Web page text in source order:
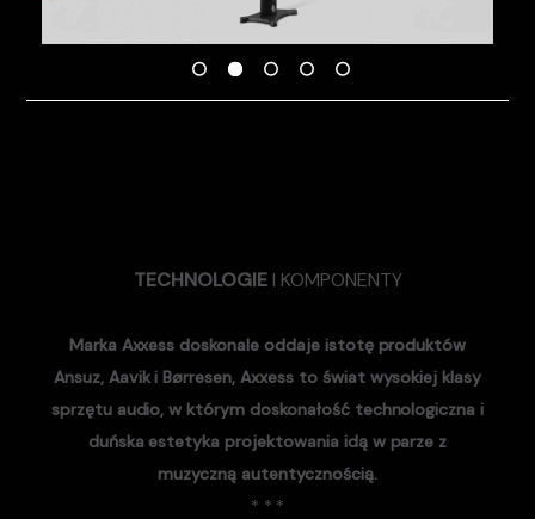
TECHNOLOGIE I KOMPONENTY
Marka Axxess doskonale oddaje istotę produktów
Ansuz, Aavik i Børresen, Axxess to świat wysokiej klasy
sprzętu audio, w którym doskonałość technologiczna i
duńska estetyka projektowania idą w parze z
muzyczną autentycznością.
* * *